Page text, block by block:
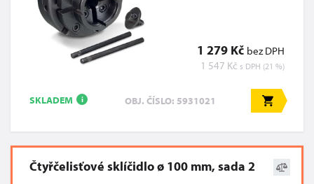
1 279 Kč bez DPH
1 547 Kč s DPH (21 %)
SKLADEM i OBJ. ČÍSLO: 5931021
Čtyřčelisťové sklíčidlo ø 100 mm, sada 2